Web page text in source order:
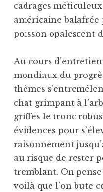
cadrages
américaine
poisson opalescent
Au cours
mondiaux du
thèmes
chat grimpant à
griffes le tronc
évidences pour
raisonnement
au risque de rester
tremblant. On
voilà que l’on bute